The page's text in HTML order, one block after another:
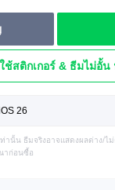
ช้สติกเกอร์ & ธีมไม่อั้น
26
านั้น ธีมจริงอาจแสดงผลต่าง/ไ
าก่อนซื้อ